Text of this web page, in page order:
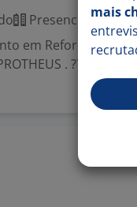
Presencial
em Reforma
. ?? Regime:
mais